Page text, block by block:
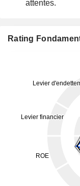
attentes.
Rating